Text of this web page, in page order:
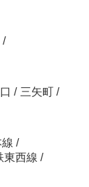
/
/ 三矢町 /
/
東西線 /